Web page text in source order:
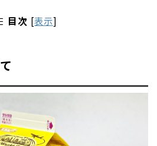
目次 [表示]